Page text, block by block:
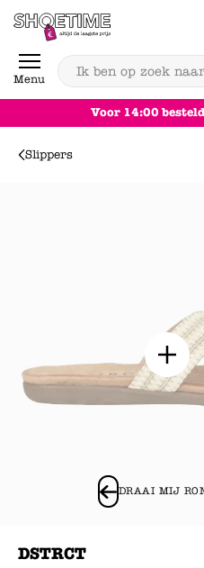
Skip to content
Menu
Voor 14:00
Slippers
DRAAI MIJ
DSTRCT